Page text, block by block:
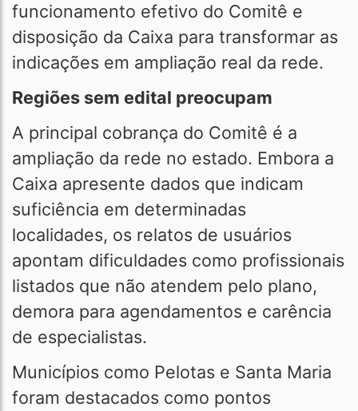
funcionamento efetivo do Comitê e
disposição da Caixa para transformar as
indicações em ampliação real da rede.
Regiões sem edital preocupam
A principal cobrança do Comitê é a
ampliação da rede no estado. Embora a
Caixa apresente dados que indicam
suficiência em determinadas
localidades, os relatos de usuários
apontam dificuldades como profissionais
listados que não atendem pelo plano,
demora para agendamentos e carência
de especialistas.
Municípios como Pelotas e Santa Maria
foram destacados como pontos